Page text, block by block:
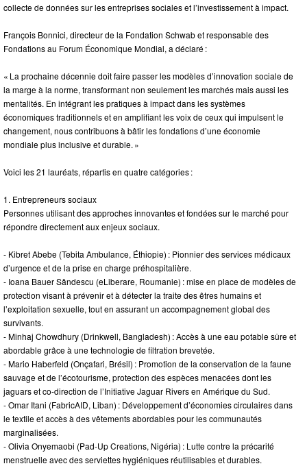
collecte de données sur les entreprises sociales et l’investissement à impact.
François Bonnici, directeur de la Fondation Schwab et responsable des
Fondations au Forum Économique Mondial, a déclaré :
« La prochaine décennie doit faire passer les modèles d’innovation sociale de
la marge à la norme, transformant non seulement les marchés mais aussi les
mentalités. En intégrant les pratiques à impact dans les systèmes
économiques traditionnels et en amplifiant les voix de ceux qui impulsent le
changement, nous contribuons à bâtir les fondations d’une économie
mondiale plus inclusive et durable. »
Voici les 21 lauréats, répartis en quatre catégories :
1. Entrepreneurs sociaux
Personnes utilisant des approches innovantes et fondées sur le marché pour
répondre directement aux enjeux sociaux.
- Kibret Abebe (Tebita Ambulance, Éthiopie) : Pionnier des services médicaux
d’urgence et de la prise en charge préhospitalière.
- Ioana Bauer Sǎndescu (eLiberare, Roumanie) : mise en place de modèles de
protection visant à prévenir et à détecter la traite des êtres humains et
l’exploitation sexuelle, tout en assurant un accompagnement global des
survivants.
- Minhaj Chowdhury (Drinkwell, Bangladesh) : Accès à une eau potable sûre et
abordable grâce à une technologie de filtration brevetée.
- Mario Haberfeld (Onçafari, Brésil) : Promotion de la conservation de la faune
sauvage et de l’écotourisme, protection des espèces menacées dont les
jaguars et co-direction de l’Initiative Jaguar Rivers en Amérique du Sud.
- Omar Itani (FabricAID, Liban) : Développement d’économies circulaires dans
le textile et accès à des vêtements abordables pour les communautés
marginalisées.
- Olivia Onyemaobi (Pad-Up Creations, Nigéria) : Lutte contre la précarité
menstruelle avec des serviettes hygiéniques réutilisables et durables.